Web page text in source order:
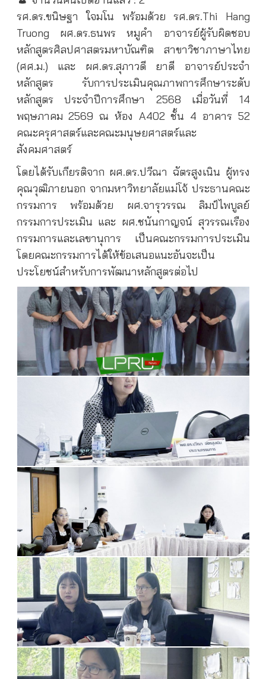
รศ.ดร.ขนิษฐา ใจมโน พร้อมด้วย รศ.ดร.Thi Hang
Truong ผศ.ดร.ธนพร หมูคำ อาจารย์ผู้รับผิดชอบ
หลักสูตรศิลปศาสตรมหาบัณฑิต สาขาวิชาภาษาไทย
(ศศ.ม.) และ ผศ.ดร.สุภาวดี ยาดี อาจารย์ประจำ
หลักสูตร รับการประเมินคุณภาพการศึกษาระดับ
หลักสูตร ประจำปีการศึกษา 2568 เมื่อวันที่ 14
พฤษภาคม 2569 ณ ห้อง A402 ชั้น 4 อาคาร 52
คณะครุศาสตร์และคณะมนุษยศาสตร์และ
สังคมศาสตร์
โดยได้รับเกียรติจาก ผศ.ดร.ปวีณา ฉัตรสูงเนิน ผู้ทรง
คุณวุฒิภายนอก จากมหาวิทยาลัยแม่โจ้ ประธานคณะ
กรรมการ พร้อมด้วย ผศ.จารุวรรณ ลิมป์ไพบูลย์
กรรมการประเมิน และ ผศ.ชนันกาญจน์ สุวรรณเรือง
กรรมการและเลขานุการ เป็นคณะกรรมการประเมิน
โดยคณะกรรมการได้ให้ข้อเสนอแนะอันจะเป็น
ประโยชน์สำหรับการพัฒนาหลักสูตรต่อไป